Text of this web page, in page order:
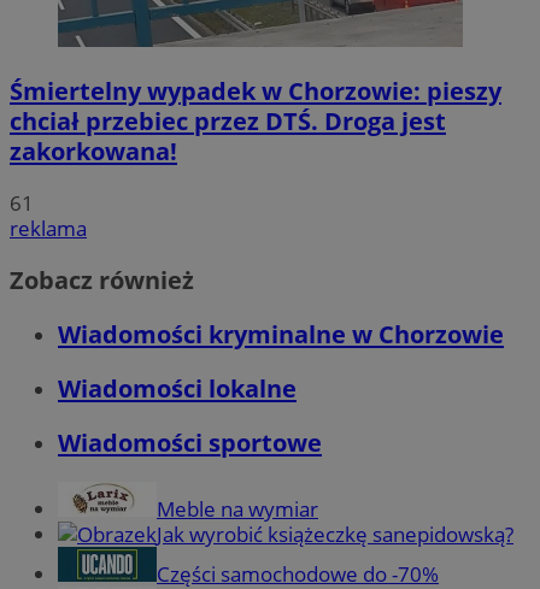
Śmiertelny wypadek w Chorzowie: pieszy
chciał przebiec przez DTŚ. Droga jest
zakorkowana!
61
reklama
Zobacz również
Wiadomości kryminalne w Chorzowie
Wiadomości lokalne
Wiadomości sportowe
Meble na wymiar
Jak wyrobić książeczkę sanepidowską?
Części samochodowe do -70%